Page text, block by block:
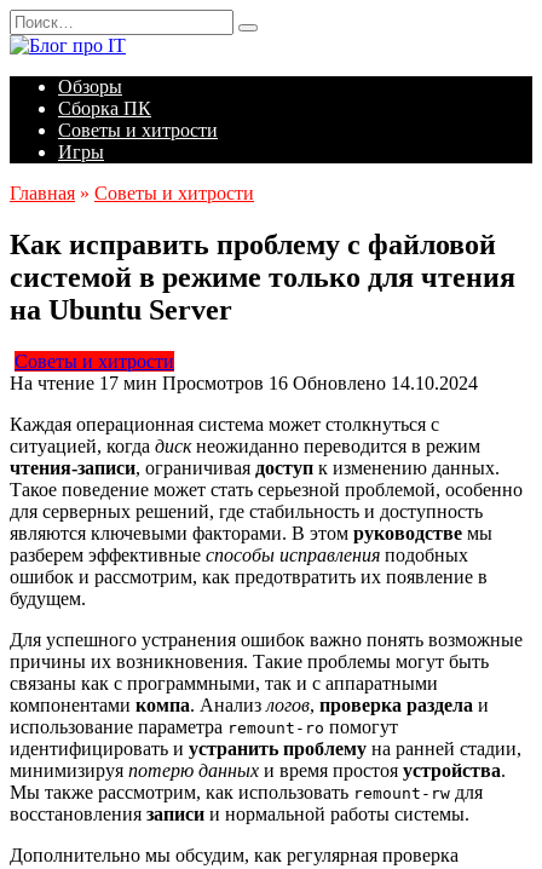
Перейти
к
содержанию
Search
for:
Обзоры
Сборка ПК
Советы и хитрости
Игры
Главная » Советы и хитрости
Как исправить проблему с файловой
системой в режиме только для чтения
на Ubuntu Server
Советы и хитрости
На чтение 17 мин Просмотров 16 Обновлено 14.10.2024
Каждая операционная система может столкнуться с
ситуацией, когда дискнеожиданно переводится в режим
чтения-записи, ограничивая доступ к изменению данных.
Такое поведение может стать серьезной проблемой, особенно
для серверных решений, где стабильность и доступность
являются ключевыми факторами. В этом руководстве мы
разберем эффективные способы исправления подобных
ошибок и рассмотрим, как предотвратить их появление в
будущем.
Для успешного устранения ошибок важно понять возможные
причины их возникновения. Такие проблемы могут быть
связаны как с программными, так и с аппаратными
компонентами компа. Анализ логов, проверка раздела и
использование параметра remount-ro помогут
идентифицировать и устранить проблему на ранней стадии,
минимизируя потерю данных и время простоя устройства.
Мы также рассмотрим, как использовать remount-rw для
восстановления записи и нормальной работы системы.
Дополнительно мы обсудим, как регулярная проверка